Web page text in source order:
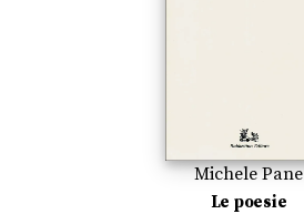
Michele Pane
Le poesie